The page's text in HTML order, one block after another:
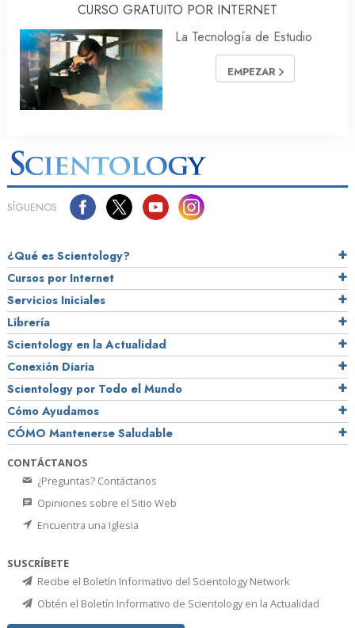
CURSO GRATUITO POR INTERNET
La Tecnología de Estudio
EMPEZAR
SÍGUENOS
¿Qué es Scientology?
Cursos por Internet
Servicios Iniciales
Librería
Scientology en la Actualidad
Conexión Diaria
Scientology por Todo el Mundo
Cómo Ayudamos
CÓMO Mantenerse Saludable
CONTÁCTANOS
¿Preguntas? Contáctanos
Opiniones sobre el Sitio Web
Encuentra una Iglesia
SUSCRÍBETE
Recibe el Boletín Informativo del Scientology Network
Obtén el Boletín Informativo de Scientology en la Actualidad